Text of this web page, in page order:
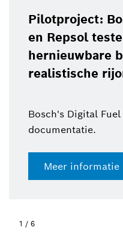
Pilotproject:
en Repsol
hernieuwbare
realistische
Bosch's Digital
documentatie.
Meer informatie
1 / 6